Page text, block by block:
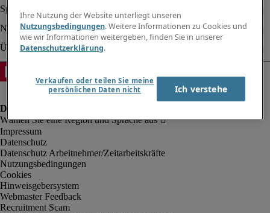
Impressum
Datenschutz
Datenschutz Arbeitnehmer/Zeitarbeitskräfte
Nutzungsbedingungen
Cookies
Hinweisgebersystem
Webmaster Feedback
Recruitment Scam
Ihre Nutzung der Website unterliegt unseren
Nutzungsbedingungen. Weitere Informationen zu Cookies und
wie wir Informationen weitergeben, finden Sie in unserer
Datenschutzerklärung.
Verkaufen oder teilen Sie meine
persönlichen Daten nicht
Ich verstehe